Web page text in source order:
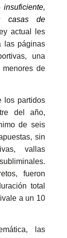
insuficiente,
casas de
actual les
las páginas
una
de
los partidos
del año,
de seis
sin
vallas
fueron
total
a un 10
las